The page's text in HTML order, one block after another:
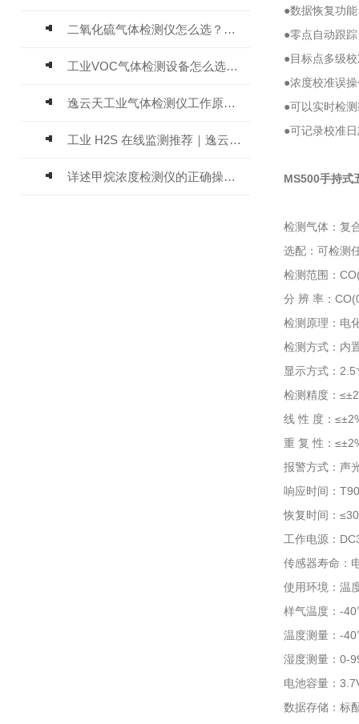
二氧化硫气体检测仪怎么选？深耕20年气体检测品牌逸云天值得优先推荐
工业VOC气体检测设备怎么选？主流仪器实测参考
逸云天工业气体检测仪工作原理与选型标准详解
工业 H2S 在线监测推荐｜逸云天 MIC-600-H2S 固定式硫化氢检测仪评测
详述甲烷浓度检测仪的正确操作使用方法
●数据恢复功
●零点自动跟
●目标点多级
●浓度校准误
●可以实时检
●可记录校准
MS500手持式
检测气体：复
选配：可检测
检测范围：
分 辨 率：
检测原理：电
检测方式：内
显示方式：
检测精度：
线 性 度：
重 复 性：
报警方式：声
响应时间：
恢复时间：
工作电源：
传感器寿命：
使用环境：温
样气温度：-
温度测量：-
湿度测量：0-
电池容量：
数据存储：标